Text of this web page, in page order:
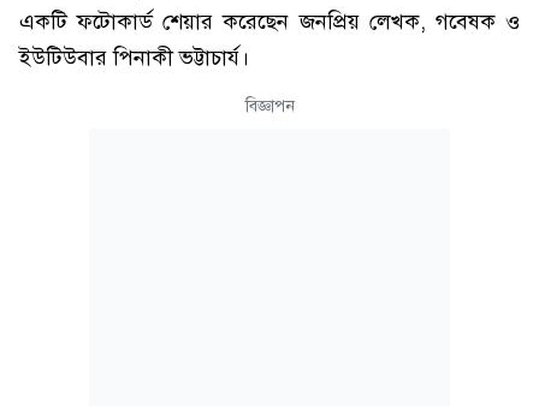
একটি ফটোকার্ড শেয়ার করেছেন জনপ্রিয় লেখক, গবেষক ও
ইউটিউবার পিনাকী ভট্টাচার্য।
বিজ্ঞাপন